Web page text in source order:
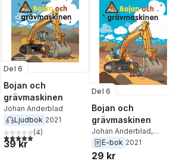
Del 6
Bojan och
grävmaskinen
Johan Anderblad
Ljudbok 2021
5,0utav 5 stjärnor. Totalt antal röster:
(4)
39 kr
Del 6
Bojan och
grävmaskinen
Johan Anderblad,
Filippa Widlund
E-bok 2021
29 kr